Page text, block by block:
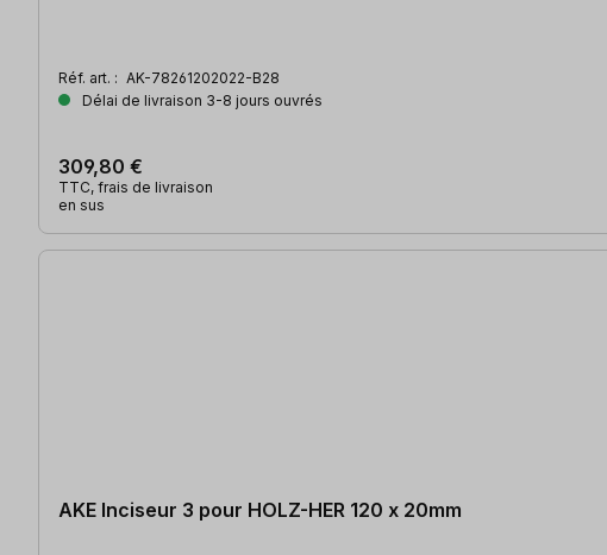
Réf. art. : AK-78261202022-B28
Délai de livraison 3-8 jours ouvrés
309,80 €
TTC, frais de livraison
en sus
AKE Inciseur 3 pour HOLZ-HER 120 x 20mm